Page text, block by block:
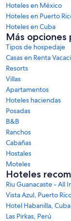
Hoteles en México
Hoteles en Puerto
Hoteles en Cuba
Más opciones
Tipos de hospedaje
Casas en Renta
Resorts
Villas
Apartamentos
Hoteles haciendas
Posadas
B&B
Ranchos
Cabañas
Hostales
Moteles
Hoteles
Riu Guanacaste - All
Vista Azul, Puerto
Hotel Habanilla, Cuba
Las Pirkas, Perú